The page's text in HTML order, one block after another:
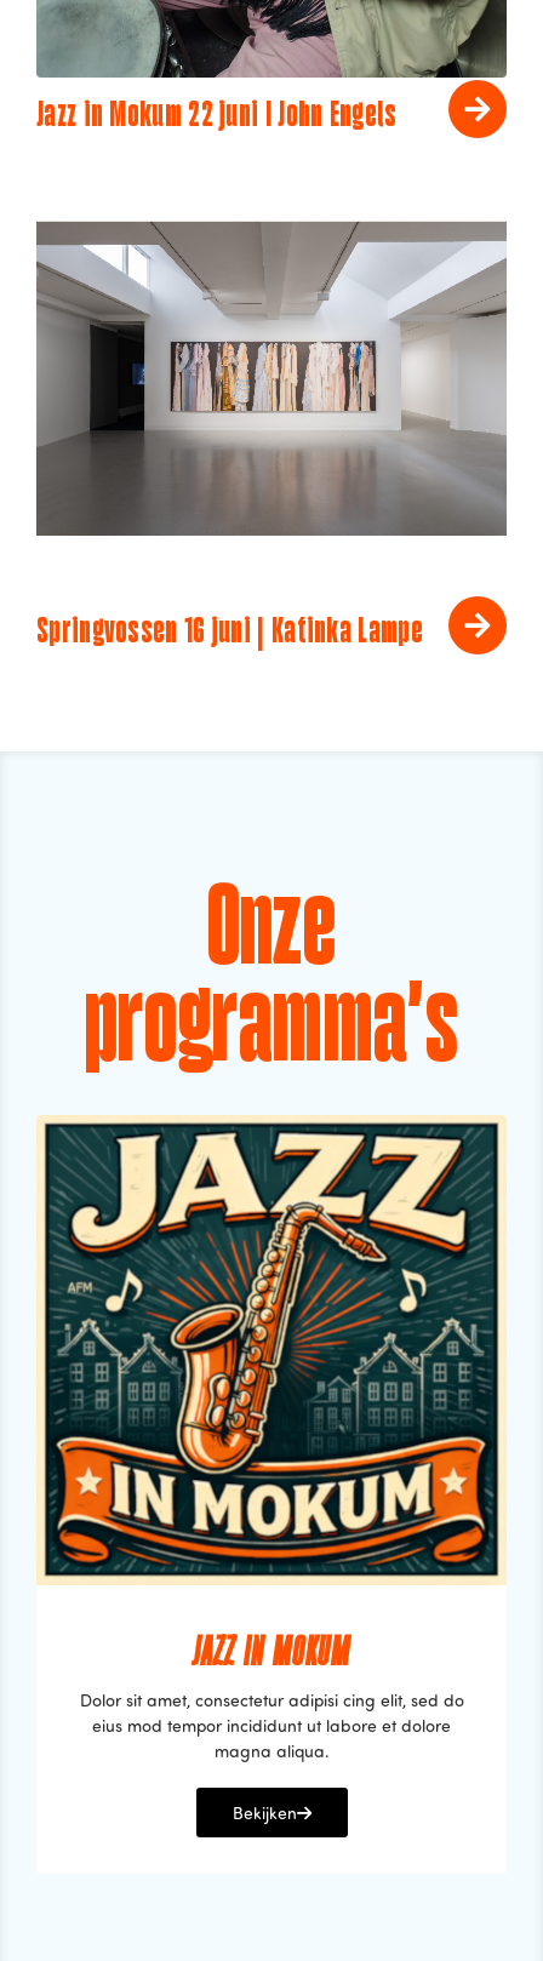
Jazz in Mokum 22 juni I John Engels
Springvossen 16 juni | Katinka Lampe
Onze
programma's
JAZZ IN MOKUM
Dolor sit amet, consectetur adipisi cing elit, sed do
eius mod tempor incididunt ut labore et dolore
magna aliqua.
Bekijken